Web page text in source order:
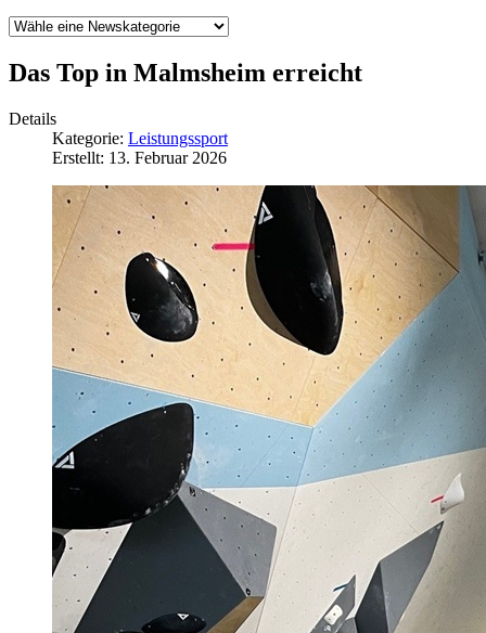
Das Top in Malmsheim erreicht
Details
Kategorie: Leistungssport
Erstellt: 13. Februar 2026